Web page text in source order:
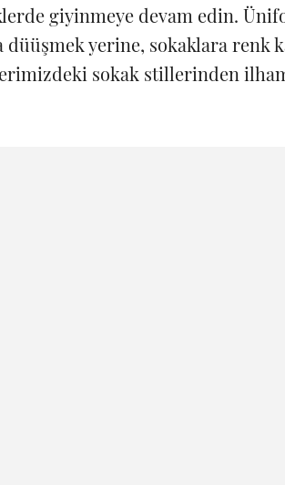
giyinmeye devam edin.
düüşmek yerine, sokaklara renk
sokak stillerinden